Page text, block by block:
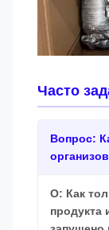
Часто
Вопрос:
О: Как
продукта